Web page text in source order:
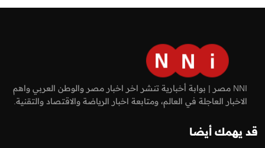
NNI مصر | بوابة أخبارية تنشر اخر اخبار مصر والوطن العربي واهم
الاخبار العاجلة في العالم، ومتابعة اخبار الرياضة والاقتصاد والتقنية.
قد يهمك أيضا